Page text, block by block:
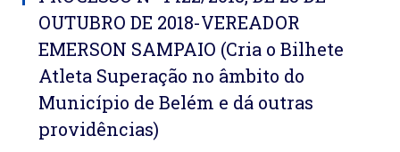
OUTUBRO DE 2018-VEREADOR
EMERSON SAMPAIO (Cria o Bilhete
Atleta Superação no âmbito do
Município de Belém e dá outras
providências)